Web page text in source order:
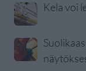
Kela voi